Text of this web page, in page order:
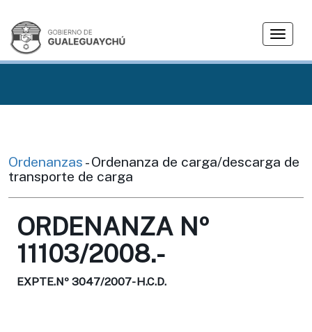
T
g
v
Ordenanzas - Ordenanza de carga/descarga de
transporte de carga
ORDENANZA Nº
11103/2008.-
EXPTE.Nº 3047/2007- H.C.D.